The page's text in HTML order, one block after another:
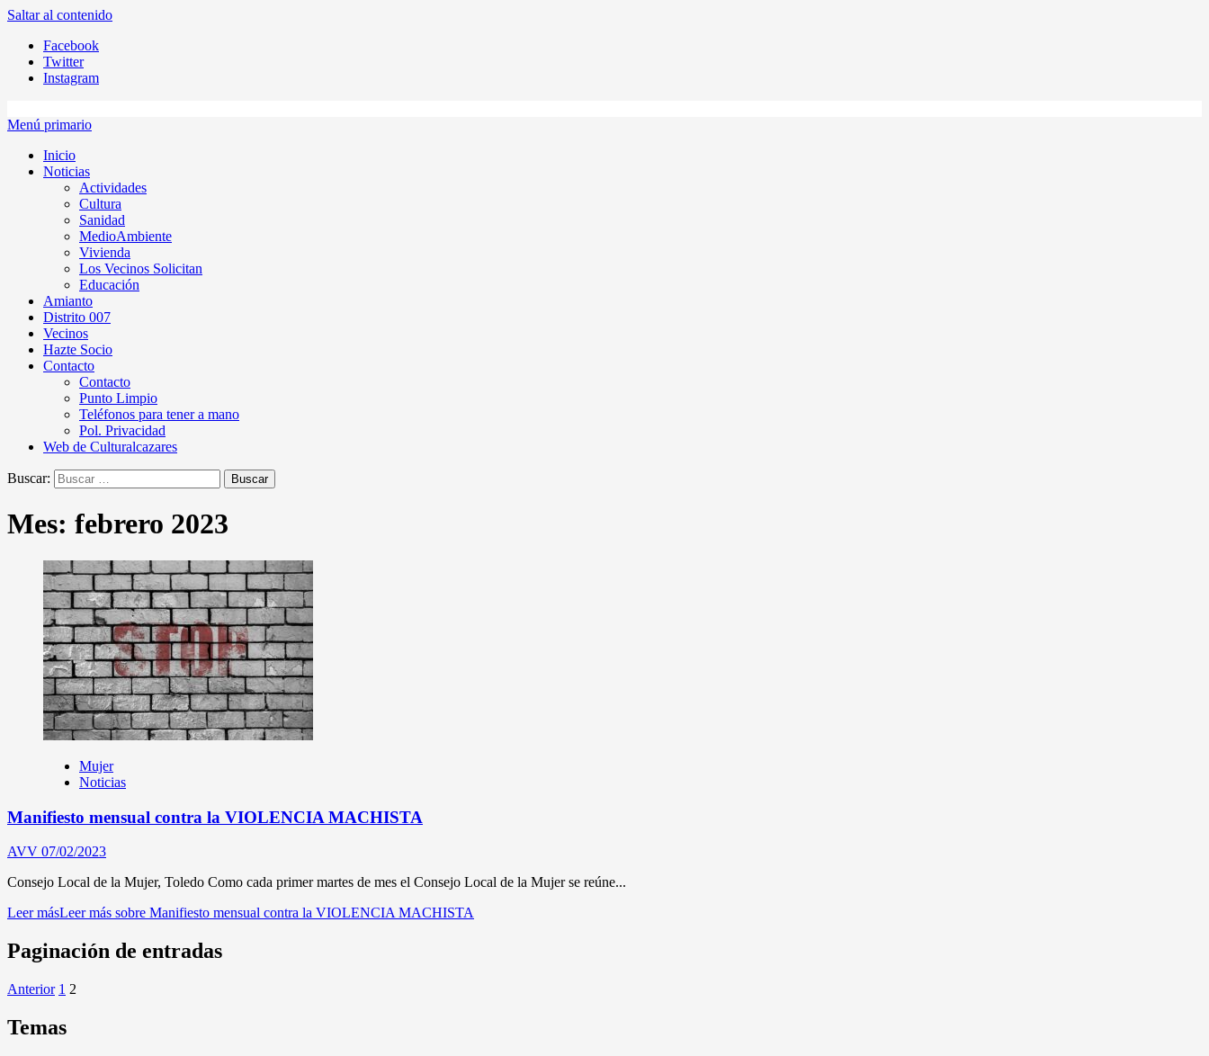
Saltar al contenido
Facebook
Twitter
Instagram
Menú primario
Inicio
Noticias
Actividades
Cultura
Sanidad
MedioAmbiente
Vivienda
Los Vecinos Solicitan
Educación
Amianto
Distrito 007
Vecinos
Hazte Socio
Contacto
Contacto
Punto Limpio
Teléfonos para tener a mano
Pol. Privacidad
Web de Culturalcazares
Buscar:
Mes: febrero 2023
Mujer
Noticias
Manifiesto mensual contra la VIOLENCIA MACHISTA
AVV 07/02/2023
Consejo Local de la Mujer, Toledo Como cada primer martes de mes el Consejo Local de la Mujer se reúne...
Leer másLeer más sobre Manifiesto mensual contra la VIOLENCIA MACHISTA
Paginación de entradas
Anterior 1 2
Temas